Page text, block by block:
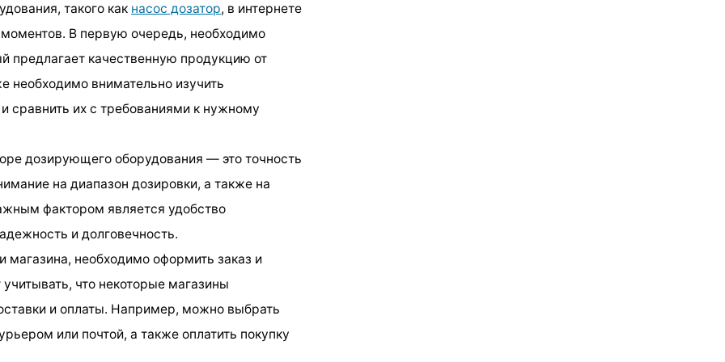
такого как насос дозатор, в интернете
В первую очередь, необходимо
предлагает качественную продукцию от
необходимо внимательно изучить
сравнить их с требованиями к нужному
дозирующего оборудования — это точность
на диапазон дозировки, а также на
фактором является удобство
и долговечность.
необходимо оформить заказ и
что некоторые магазины
и оплаты. Например, можно выбрать
или почтой, а также оплатить покупку